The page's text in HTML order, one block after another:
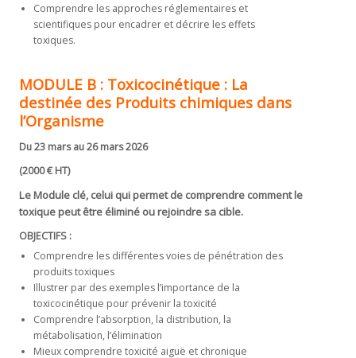
Comprendre les approches réglementaires et
scientifiques pour encadrer et décrire les effets
toxiques.
MODULE B : Toxicocinétique: La
destinée des Produits chimiques dans
l’Organisme
Du 23 mars au 26 mars 2026
(2000 € HT)
Le Module clé, celui qui permet de comprendre comment le
toxique peut être éliminé ou rejoindre sa cible.
OBJECTIFS :
Comprendre les différentes voies de pénétration des
produits toxiques
Illustrer par des exemples l’importance de la
toxicocinétique pour prévenir la toxicité
Comprendre l’absorption, la distribution, la
métabolisation, l’élimination
Mieux comprendre toxicité aiguë et chronique